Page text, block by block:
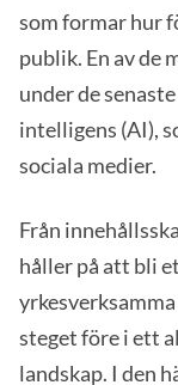
som formar hur
publik. En av de
under de
intelligens (AI),
sociala medier.
Från
håller på att bli
steget före i ett
landskap. I den